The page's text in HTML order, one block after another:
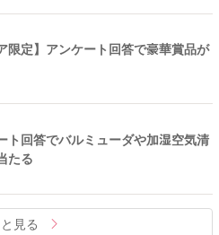
限定】アンケート回答で豪華賞品が
ト回答でバルミューダや加湿空気清
たる
見る